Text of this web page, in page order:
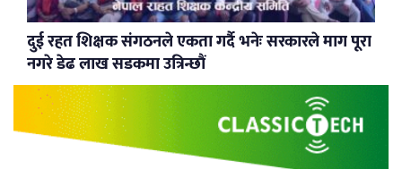
दुई रहत शिक्षक संगठनले एकता गर्दै भनेः सरकारले माग पूरा
नगरे डेढ लाख सडकमा उत्रिन्छौं